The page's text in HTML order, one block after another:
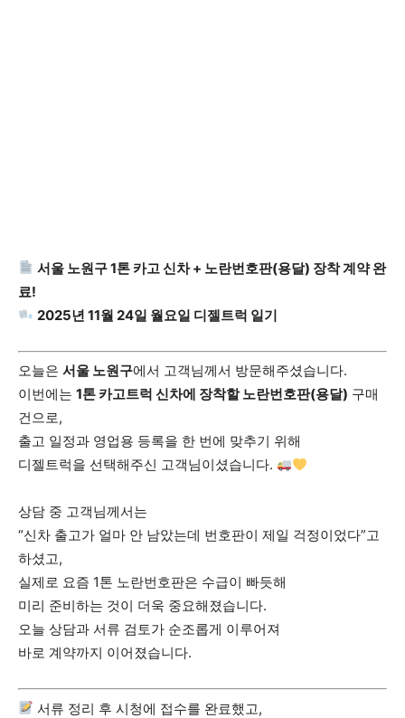
서울 노원구 1톤 카고 신차 + 노란번호판(용달) 장착 계약 완
료!
2025년 11월 24일 월요일 디젤트럭 일기
오늘은 서울 노원구에서 고객님께서 방문해주셨습니다.
이번에는 1톤 카고트럭 신차에 장착할 노란번호판(용달) 구매
건으로,
출고 일정과 영업용 등록을 한 번에 맞추기 위해
디젤트럭을 선택해주신 고객님이셨습니다.
상담 중 고객님께서는
“신차 출고가 얼마 안 남았는데 번호판이 제일 걱정이었다”고
하셨고,
실제로 요즘 1톤 노란번호판은 수급이 빠듯해
미리 준비하는 것이 더욱 중요해졌습니다.
오늘 상담과 서류 검토가 순조롭게 이루어져
바로 계약까지 이어졌습니다.
서류 정리 후 시청에 접수를 완료했고,